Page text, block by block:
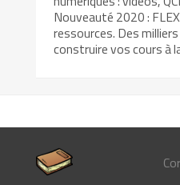
Nouveauté 2020 :
ressources. Des
construire vos cours à